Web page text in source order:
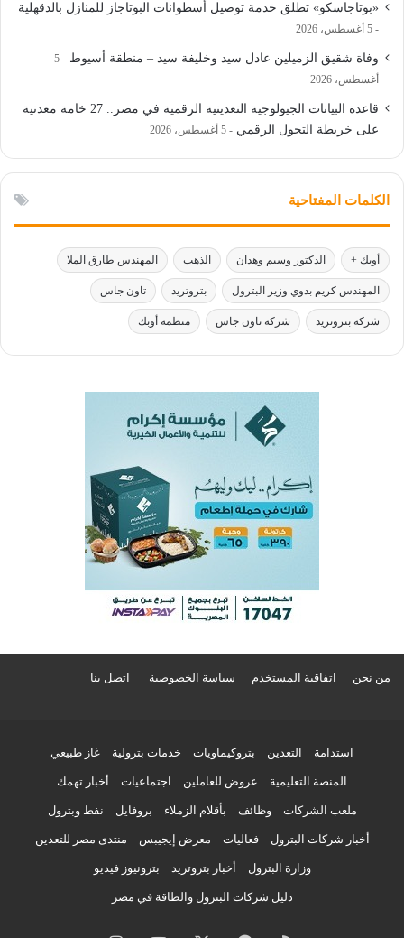
«بوتاجاسكو» تطلق خدمة توصيل أسطوانات البوتاجاز للمنازل بالدقهلية
5 أغسطس، 2026
وفاة شقيق الزميلين عادل سيد وخليفة سيد – منطقة أسيوط
5
أغسطس، 2026
قاعدة البيانات الجيولوجية التعدينية الرقمية في مصر.. 27 خامة معدنية
على خريطة التحول الرقمي
5 أغسطس، 2026
الكلمات المفتاحية
أوبك + الدكتور وسيم وهدان الذهب المهندس طارق الملا
المهندس كريم بدوي وزير البترول بتروتريد تاون جاس
شركة بتروتريد شركة تاون جاس منظمة أوبك
من نحن اتفاقية المستخدم سياسة الخصوصية اتصل بنا
استدامة التعدين بتروكيماويات خدمات بترولية غاز طبيعي
المنصة التعليمية عروض للعاملين اجتماعيات أخبار تهمك
ملعب الشركات وظائف بأقلام الزملاء بروفايل نفط وبترول
أخبار شركات البترول فعاليات معرض إيجيبس منتدى مصر للتعدين
وزارة البترول أخبار بتروتريد بترونيوز فيديو
دليل شركات البترول والطاقة في مصر